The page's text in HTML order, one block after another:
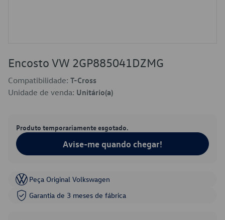
Encosto VW 2GP885041DZMG
Compatibilidade: T-Cross
Unidade de venda: Unitário(a)
Produto temporariamente esgotado.
Avise-me quando chegar!
Peça Original Volkswagen
Garantia de 3 meses de fábrica